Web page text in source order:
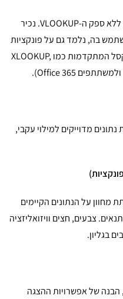
הנוסחה שכולם רוצים להבין ולהכיר היא ללא ספק ה-VLOOKUP. נכיר
בה, נלמד גם על פונקציות
חיפוש חדשות, המותאמות לגרסאות אקסל המתקדמות כמו XLOOKUP,
מדוייקים למילוי עקבי,
על הנתונים הקיימים
צבעים, חצים וויזואליזציה
בגליון.
הבנה של אפשרויות ההצגה